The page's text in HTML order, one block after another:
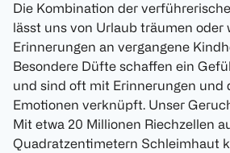
Die Kombination der
lässt uns von Urlaub träumen oder
Erinnerungen an vergangene
Besondere Düfte schaffen ein
und sind oft mit Erinnerungen und
Emotionen verknüpft. Unser
Mit etwa 20 Millionen Riechzellen
Quadratzentimetern Schleimhaut